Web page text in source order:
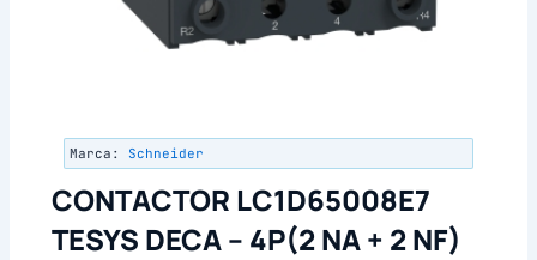
Marca: Schneider
CONTACTOR LC1D65008E7
TESYS DECA – 4P(2 NA + 2 NF)